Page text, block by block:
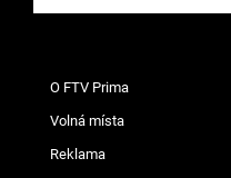
O FTV Prima
Volná místa
Reklama